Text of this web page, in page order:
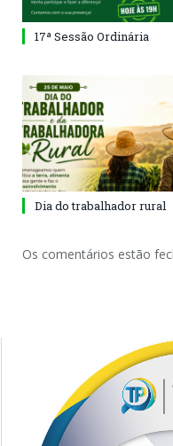
17ª Sessão Ordinária
Dia do trabalhador rural
Os comentários estão